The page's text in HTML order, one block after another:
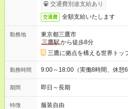
交通費別途支給あり
交通費 全額支給いたします
勤務地
東京都三鷹市
三鷹駅から徒歩8分
三鷹に拠点を構える世界トッ
勤務時間 9:00～18:00（実働8時間、休憩
期間 即日～長期
特徴 服装自由